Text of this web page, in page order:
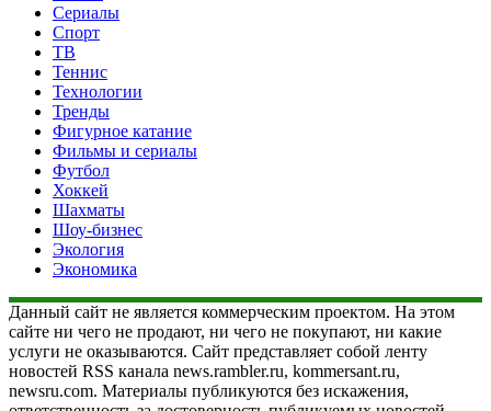
Сериалы
Спорт
ТВ
Теннис
Технологии
Тренды
Фигурное катание
Фильмы и сериалы
Футбол
Хоккей
Шахматы
Шоу-бизнес
Экология
Экономика
Данный сайт не является коммерческим проектом. На этом
сайте ни чего не продают, ни чего не покупают, ни какие
услуги не оказываются. Сайт представляет собой ленту
новостей RSS канала news.rambler.ru, kommersant.ru,
newsru.com. Материалы публикуются без искажения,